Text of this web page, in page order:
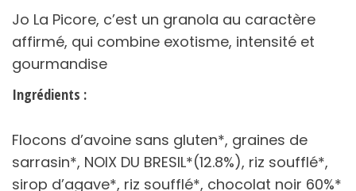
Jo La Picore, c’est un granola au caractère
affirmé, qui combine exotisme, intensité et
gourmandise
Ingrédients :
Flocons d’avoine sans gluten*, graines de
sarrasin*, NOIX DU BRESIL*(12.8%), riz soufflé*,
sirop d’agave*, riz soufflé*, chocolat noir 60%*